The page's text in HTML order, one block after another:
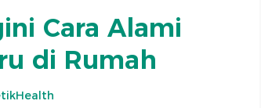
Cara Alami
di Rumah